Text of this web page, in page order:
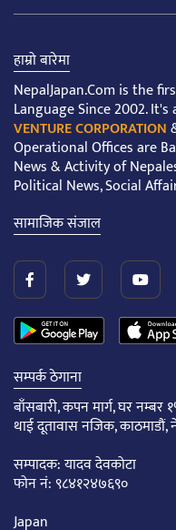
हाम्रो बारेमा
NepalJapan.Com is the
Language Since 2002.
VENTURE CORPORATION
Operational Offices are
News & Activity of
Political News, Social
सामाजिक संजाल
सम्पर्क ठेगाना
बाँसबारी, कपन मार्ग, घर नम्बर
थाई दूतावास नजिक, काठमाडौं,
सम्पादक: यादव देवकोटा
फोन नं: ९८४१२४७६९०
Japan